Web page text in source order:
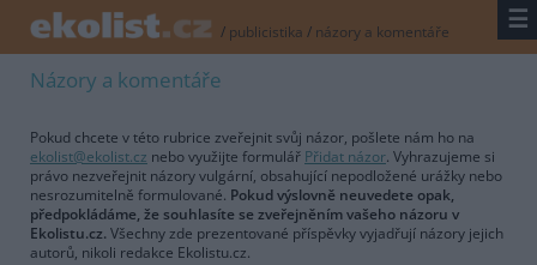
/ publicistika / názory a komentáře ☰
Názory a komentáře
Pokud chcete v této rubrice zveřejnit svůj názor, pošlete nám ho na
ekolist@ekolist.cz nebo využijte formulář Přidat názor. Vyhrazujeme si
právo nezveřejnit názory vulgární, obsahující nepodložené urážky nebo
nesrozumitelně formulované. Pokud výslovně neuvedete opak,
předpokládáme, že souhlasíte se zveřejněním vašeho názoru v
Ekolistu.cz. Všechny zde prezentované příspěvky vyjadřují názory jejich
autorů, nikoli redakce Ekolistu.cz.